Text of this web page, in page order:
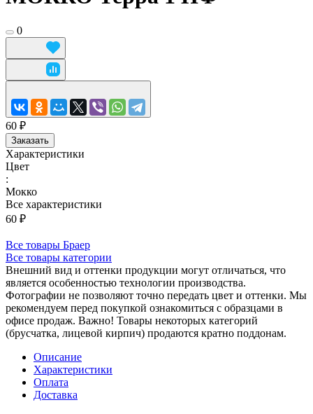
0
60 ₽
Заказать
Характеристики
Цвет
:
Мокко
Все характеристики
60 ₽
Все товары Браер
Все товары категории
Внешний вид и оттенки продукции могут отличаться, что
является особенностью технологии производства.
Фотографии не позволяют точно передать цвет и оттенки. Мы
рекомендуем перед покупкой ознакомиться с образцами в
офисе продаж. Важно! Товары некоторых категорий
(брусчатка, лицевой кирпич) продаются кратно поддонам.
Описание
Характеристики
Оплата
Доставка